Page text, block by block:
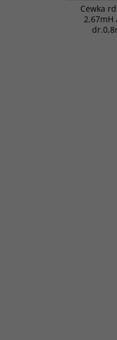
Cewka
2,67mH